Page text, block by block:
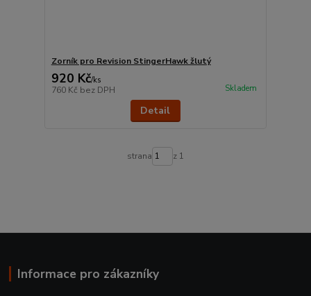
Zorník pro Revision StingerHawk žlutý
920 Kč/ks
760 Kč bez DPH Skladem
Detail
strana z 1
Informace pro zákazníky